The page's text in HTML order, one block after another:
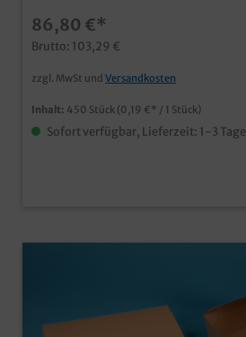
für Lebensmittelunbedenklichkeit Qualität Made in
Germany ab 25.000 Stück auch individuell bedruckbar,
unser Kundenservice berät Sie gern
86,80 €*
Brutto: 103,29 €
zzgl. MwSt und Versandkosten
Inhalt: 450 Stück (0,19 €* / 1 Stück)
Sofort verfügbar, Lieferzeit: 1-3 Tage